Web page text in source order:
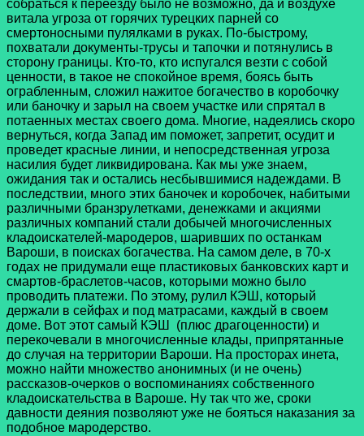
собраться к переезду было не возможно, да и воздухе
витала угроза от горячих турецких парней со
смертоносными пулялками в руках. По-быстрому,
похватали документы-трусы и тапочки и потянулись в
сторону границы. Кто-то, кто испугался везти с собой
ценности, в такое не спокойное время, боясь быть
ограбленным, сложил нажитое богачество в коробочку
или баночку и зарыл на своем участке или спрятал в
потаенных местах своего дома. Многие, надеялись скоро
вернуться, когда Запад им поможет, запретит, осудит и
проведет красные линии, и непосредственная угроза
насилия будет ликвидирована. Как мы уже знаем,
ожидания так и остались несбывшимися надеждами. В
последствии, много этих баночек и коробочек, набитыми
различными бранзрулетками, денежками и акциями
различных компаний стали добычей многочисленных
кладоискателей-мародеров, шаривших по останкам
Вароши, в поисках богачества. На самом деле, в 70-х
годах не придумали еще пластиковых банковских карт и
смартов-браслетов-часов, которыми можно было
проводить платежи. По этому, рулил КЭШ, который
держали в сейфах и под матрасами, каждый в своем
доме. Вот этот самый КЭШ (плюс драгоценности) и
перекочевали в многочисленные клады, припрятанные
до случая на территории Вароши. На просторах инета,
можно найти множество анонимных (и не очень)
рассказов-очерков о воспоминаниях собственного
кладоискательства в Вароше. Ну так что же, сроки
давности деяния позволяют уже не бояться наказания за
подобное мародерство.